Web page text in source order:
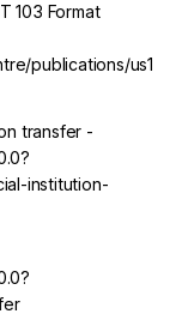
103 Format
publications/
transfer -
institution-